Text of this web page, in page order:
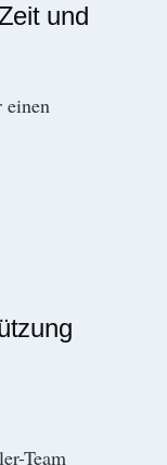
und
einen
Team